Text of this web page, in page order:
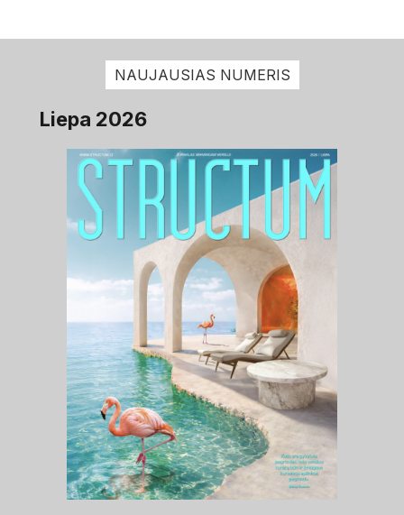
NAUJAUSIAS NUMERIS
Liepa 2026